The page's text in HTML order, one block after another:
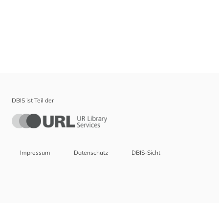
DBIS ist Teil der
Impressum Datenschutz DBIS-Sicht